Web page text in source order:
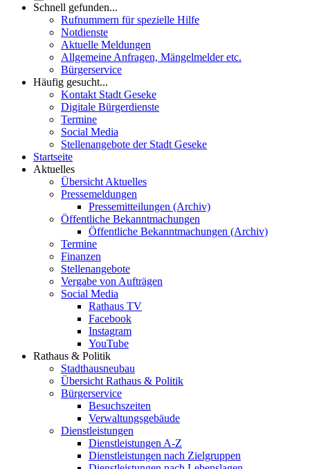
Schnell gefunden...
Rufnummern für spezielle Hilfe
Notdienste
Aktuelle Meldungen
Allgemeine Anfragen, Mängelmelder etc.
Bürgerservice
Häufig gesucht...
Kontakt Stadt Geseke
Digitale Bürgerdienste
Termine
Social Media
Stellenangebote der Stadt Geseke
Startseite
Aktuelles
Übersicht Aktuelles
Pressemeldungen
Pressemitteilungen (Archiv)
Öffentliche Bekanntmachungen
Öffentliche Bekanntmachungen (Archiv)
Termine
Finanzen
Stellenangebote
Vergabe von Aufträgen
Social Media
Rathaus TV
Facebook
Instagram
YouTube
Rathaus & Politik
Stadthausneubau
Übersicht Rathaus & Politik
Bürgerservice
Besuchszeiten
Verwaltungsgebäude
Dienstleistungen
Dienstleistungen A-Z
Dienstleistungen nach Zielgruppen